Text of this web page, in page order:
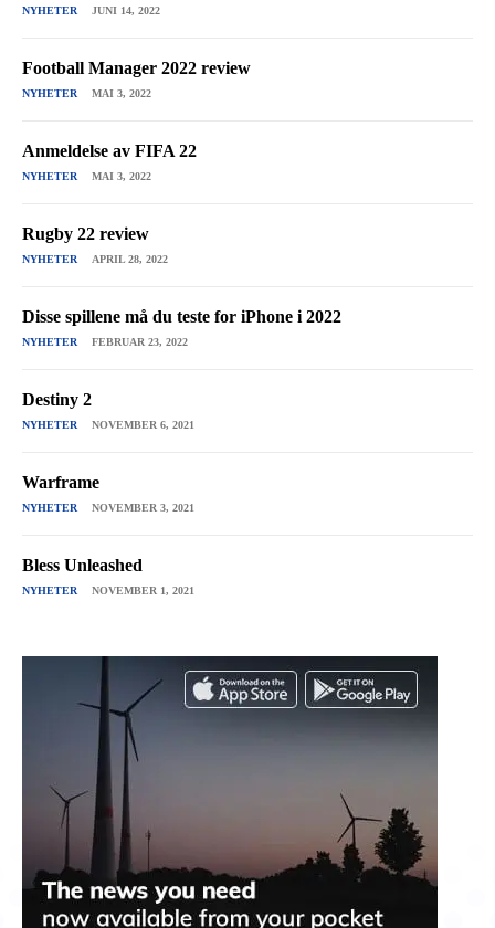
NYHETER JUNI 14, 2022
Football Manager 2022 review
NYHETER MAI 3, 2022
Anmeldelse av FIFA 22
NYHETER MAI 3, 2022
Rugby 22 review
NYHETER APRIL 28, 2022
Disse spillene må du teste for iPhone i 2022
NYHETER FEBRUAR 23, 2022
Destiny 2
NYHETER NOVEMBER 6, 2021
Warframe
NYHETER NOVEMBER 3, 2021
Bless Unleashed
NYHETER NOVEMBER 1, 2021